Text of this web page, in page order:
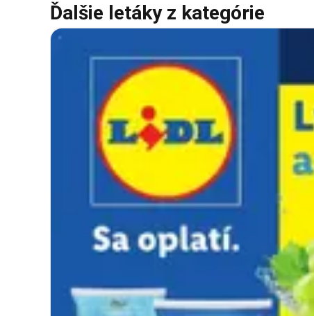
Ďalšie letáky z kategórie